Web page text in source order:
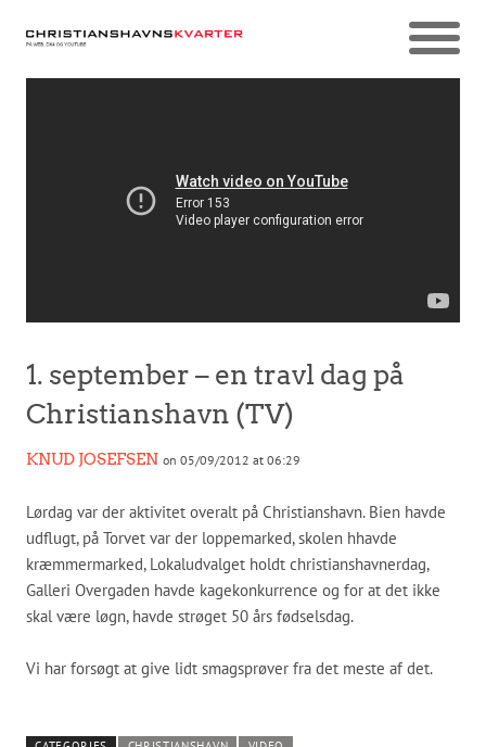
1. september – en travl dag på
Christianshavn (TV)
KNUD JOSEFSEN on 05/09/2012 at 06:29
Lørdag var der aktivitet overalt på Christianshavn. Bien havde
udflugt, på Torvet var der loppemarked, skolen hhavde
kræmmermarked, Lokaludvalget holdt christianshavnerdag,
Galleri Overgaden havde kagekonkurrence og for at det ikke
skal være løgn, havde strøget 50 års fødselsdag.
Vi har forsøgt at give lidt smagsprøver fra det meste af det.